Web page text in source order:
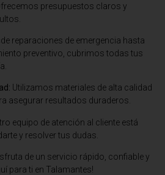
presupuestos claros y
reparaciones de emergencia hasta
preventivo, cubrimos todas tus
Utilizamos materiales de alta calidad
asegurar resultados duraderos.
equipo de atención al cliente está
y resolver tus dudas.
de un servicio rápido, confiable y
para ti en Talamantes!